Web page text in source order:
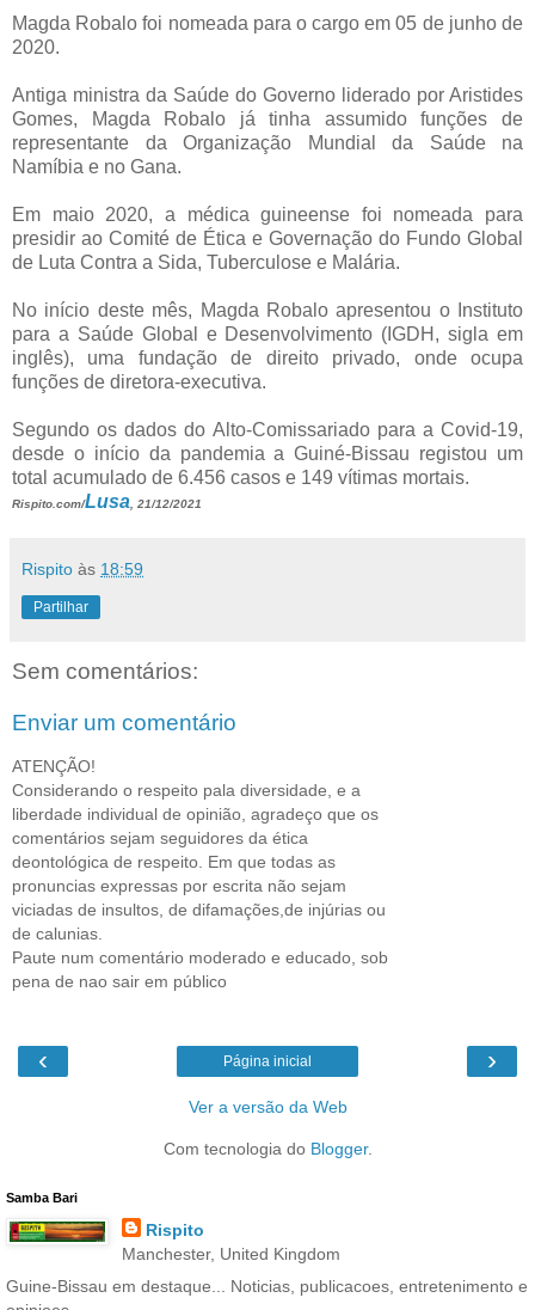
Magda Robalo foi nomeada para o cargo em 05 de junho de
2020.
Antiga ministra da Saúde do Governo liderado por Aristides
Gomes, Magda Robalo já tinha assumido funções de
representante da Organização Mundial da Saúde na
Namíbia e no Gana.
Em maio 2020, a médica guineense foi nomeada para
presidir ao Comité de Ética e Governação do Fundo Global
de Luta Contra a Sida, Tuberculose e Malária.
No início deste mês, Magda Robalo apresentou o Instituto
para a Saúde Global e Desenvolvimento (IGDH, sigla em
inglês), uma fundação de direito privado, onde ocupa
funções de diretora-executiva.
Segundo os dados do Alto-Comissariado para a Covid-19,
desde o início da pandemia a Guiné-Bissau registou um
total acumulado de 6.456 casos e 149 vítimas mortais.
Rispito.com/Lusa , 21/12/2021
Rispito às 18:59
Partilhar
Sem comentários:
Enviar um comentário
ATENÇÃO!
Considerando o respeito pala diversidade, e a
liberdade individual de opinião, agradeço que os
comentários sejam seguidores da ética
deontológica de respeito. Em que todas as
pronuncias expressas por escrita não sejam
viciadas de insultos, de difamações,de injúrias ou
de calunias.
Paute num comentário moderado e educado, sob
pena de nao sair em público
‹ ›
Página inicial
Ver a versão da Web
Com tecnologia do Blogger.
Samba Bari
Rispito
Manchester, United Kingdom
Guine-Bissau em destaque... Noticias, publicacoes, entretenimento e